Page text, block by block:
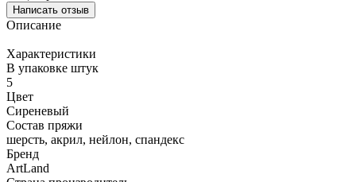
Написать отзыв
Описание
Характеристики
В упаковке штук
5
Цвет
Сиреневый
Состав пряжи
шерсть, акрил, нейлон, спандекс
Бренд
ArtLand